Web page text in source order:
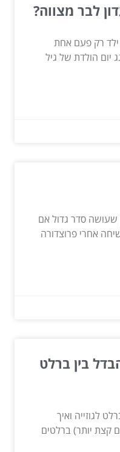
לבר מצווה?
ילד רק פעם אחת
יום הולדת של גיל
שעושה סדר גדול אם
אחרי פרוצדורה
בין ברלט
לגוזייה ואיך
קצת יותר) ברלטים